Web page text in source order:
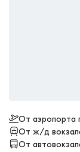
От аэропорта
От ж/д
От